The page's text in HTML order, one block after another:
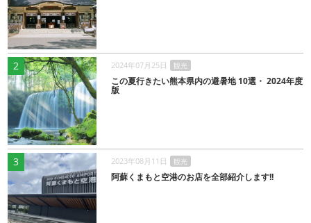
2 2024年07月25日 観光
この夏行きたい熊本県内の避暑地 10選・ 2024年度
版
3 2023年08月11日 観光
阿蘇くまもと空港のお店を全部紹介します!!